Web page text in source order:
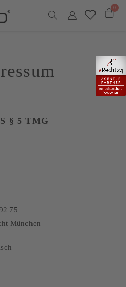
0
§ 5 TMG
75
München